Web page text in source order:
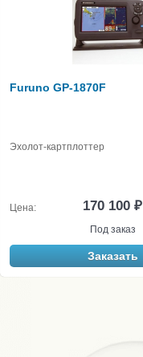
Furuno GP-1870F
Эхолот-картплоттер
Цена: 170 100 ₽
Под заказ
Заказать